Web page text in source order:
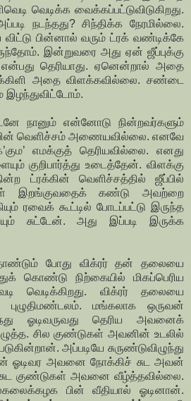
வெடிக்க வைக்கப்பட்டுவிடுகிறது.
நடந்தது? சிந்திக்க நேரமில்லை.
பின்னால் வரும் ட்ரக் வண்டிக்கே
இன்றுவரை அது ஏன் ஜீப்புக்கு
தெரியாது. ஏனென்றால் அதை
அதை விளக்கவில்லை. சண்டை
இழந்துவிட்டோம்.
நானும் என்னோடு நின்றவர்களும்
வெளிச்சம் அணையவில்லை. எனவே
எமக்குத் தெரியவில்லை. எனது
குறிபார்த்து உடைத்தேன். விளக்கு
ட்ரக்கின் வெளிச்சத்தில் ஜீப்பில்
இறங்குவதைக் கண்டு அவற்றை
ரவைக் கூட்டில் போடப்பட்டு இருந்த
சுட்டேன். அது இப்படி இருக்க
போது விக்ரர் தன் தலையை
கொண்டு நிற்கையில் மிகப்பெரிய
வெடிக்கிறது. விக்ரர் தலையை
புழுதிமண்டலம். மங்கலாக ஒருவன்
ஓடிவருவது தெரிய அவனைக்
சில குண்டுகள் அவனின் உடலில்
அப்படியே சுருண்டுவிழுந்து
ஓடிவர அவனை நோக்கிச் சுட அவன்
குண்டுகள் அவனை வீழ்த்தவில்லை.
பின் வீதியால் ஓடினான்.